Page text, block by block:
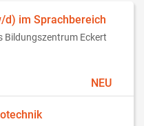
d) im Sprachbereich
Bildungszentrum Eckert
NEU